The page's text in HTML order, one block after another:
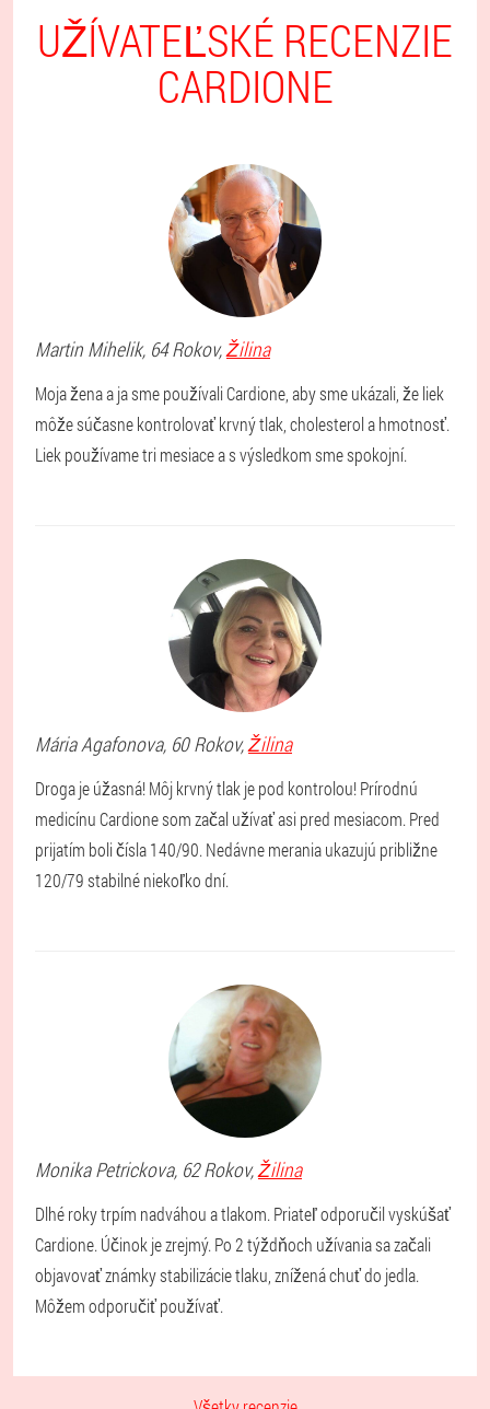
UŽÍVATEĽSKÉ RECENZIE
CARDIONE
Martin Mihelik, 64 Rokov,Žilina
Moja žena a ja sme používali Cardione, aby sme ukázali, že liek
môže súčasne kontrolovať krvný tlak, cholesterol a hmotnosť.
Liek používame tri mesiace a s výsledkom sme spokojní.
MáriaAgafonova, 60 Rokov,Žilina
Droga je úžasná! Môj krvný tlak je pod kontrolou! Prírodnú
medicínu Cardione som začal užívať asi pred mesiacom. Pred
prijatím boli čísla 140/90. Nedávne merania ukazujú približne
120/79 stabilné niekoľko dní.
Monika Petrickova, 62 Rokov,Žilina
Dlhé roky trpím nadváhou a tlakom. Priateľ odporučil vyskúšať
Cardione. Účinok je zrejmý. Po 2 týždňoch užívania sa začali
objavovať známky stabilizácie tlaku, znížená chuť do jedla.
Môžem odporučiť používať.